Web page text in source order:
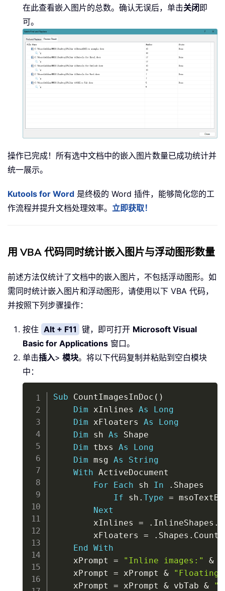
在此查看嵌入图片的总数。确认无误后，单击关闭即
可。
操作已完成！所有选中文档中的嵌入图片数量已成功统计并
统一展示。
Kutools for Word 是终极的 Word 插件，能够简化您的工
作流程并提升文档处理效率。 立即获取！
用 VBA 代码同时统计嵌入图片与浮动图形数量
前述方法仅统计了文档中的嵌入图片，不包括浮动图形。如
需同时统计嵌入图片和浮动图形，请使用以下 VBA 代码，
并按照下列步骤操作：
按住 Alt + F11 键，即可打开 Microsoft Visual
Basic for Applications 窗口。
单击插入> 模块。将以下代码复制并粘贴到空白模块
中：
Sub CountImagesInDoc ( )
Dim xInlines As
Long
Dim xFloaters As
Long
Dim sh As Shape
Dim tbxs As
Long
Dim msg As
String
With ActiveDocument
For
Each sh In . Shapes
If sh . Type =
Next
        xInlines
= . InlineShapes .
        xFloaters
= . Shapes . Count
End With
    xPrompt
= "Inline images:" &
    xPrompt
= xPrompt &
"Floating
    xPrompt
= xPrompt & vbTab &